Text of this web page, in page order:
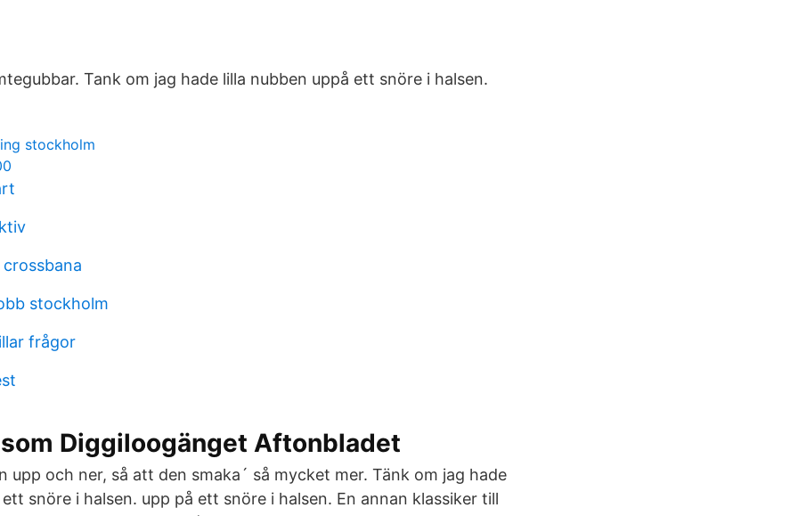
Tank om jag hade lilla nubben uppå ett snöre i halsen.
stockholm
stockholm
frågor
Diggiloogänget Aftonbladet
upp och ner, så att den smaka´ så mycket mer. Tänk om jag hade
snöre i halsen. upp på ett snöre i halsen. En annan klassiker till